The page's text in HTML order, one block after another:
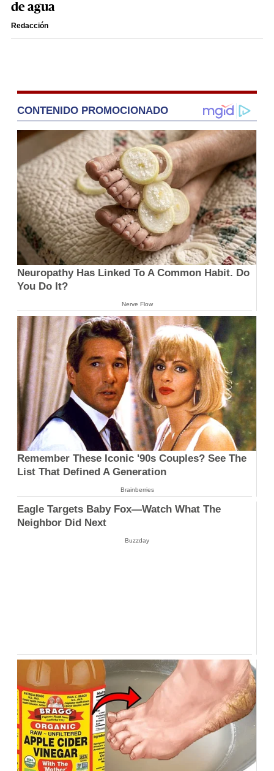
de agua
Redacción
CONTENIDO PROMOCIONADO
Neuropathy Has Linked To A Common Habit. Do
You Do It?
Nerve Flow
Remember These Iconic '90s Couples? See The
List That Defined A Generation
Brainberries
Eagle Targets Baby Fox—Watch What The
Neighbor Did Next
Buzzday